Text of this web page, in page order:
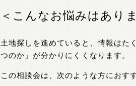
＜こんなお悩みはあり
土地探しを進めていると、情報はた
つのか」が分かりにくくなります。
この相談会は、次のような方におす